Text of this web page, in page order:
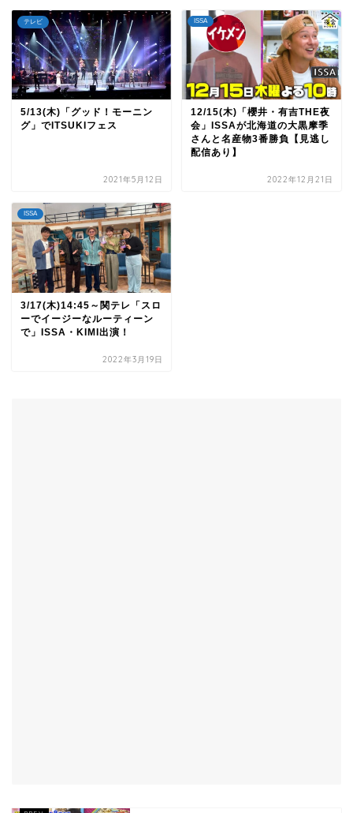
テレビ
5/13(木)「グッド！モーニン
グ」でITSUKIフェス
2021年5月12日
ISSA
12/15(木)「櫻井・有吉THE夜
会」ISSAが北海道の大黒摩季
さんと名産物3番勝負【見逃し
配信あり】
2022年12月21日
ISSA
3/17(木)14:45～関テレ「スロ
ーでイージーなルーティーン
で」ISSA・KIMI出演！
2022年3月19日